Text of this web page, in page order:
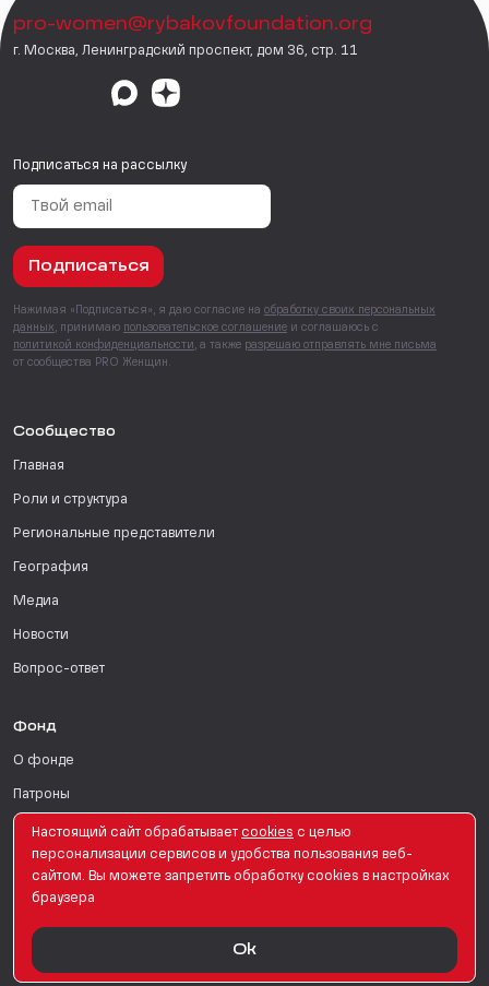
pro-women@rybakovfoundation.org
г. Москва, Ленинградский проспект, дом 36, стр. 11
Подписаться на рассылку
Подписаться
Нажимая «Подписаться», я даю согласие на обработку своих персональных
данных , принимаю пользовательское соглашение и соглашаюсь с
политикой конфиденциальности , а также разрешаю отправлять мне письма
от сообщества PRO Женщин.
Сообщество
Главная
Роли и структура
Региональные представители
География
Медиа
Новости
Вопрос-ответ
Фонд
О фонде
Патроны
Поддержать
Для СМИ
© PRO Женщин. Все права защищены. 2026
Настоящий сайт обрабатывает сookies с целью
персонализации сервисов и удобства пользования веб-
сайтом. Вы можете запретить обработку сookies в настройках
браузера
Ok